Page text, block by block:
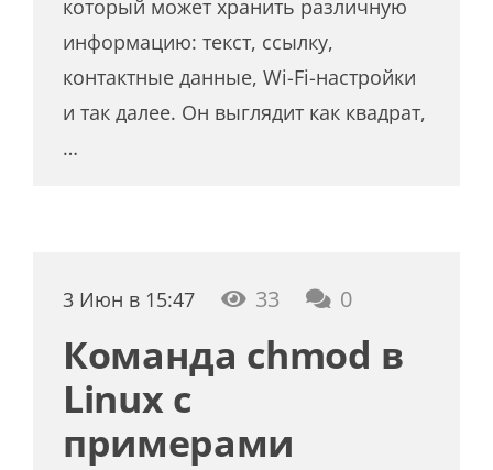
который может хранить различную
информацию: текст, ссылку,
контактные данные, Wi-Fi-настройки
и так далее. Он выглядит как квадрат,
…
3 Июн в 15:47 33 0
Команда chmod в
Linux с
примерами